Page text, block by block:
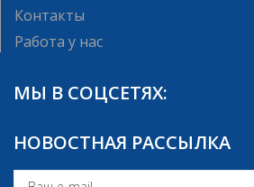
Контакты
Работа у нас
МЫ В СОЦСЕТЯХ:
НОВОСТНАЯ РАССЫЛКА